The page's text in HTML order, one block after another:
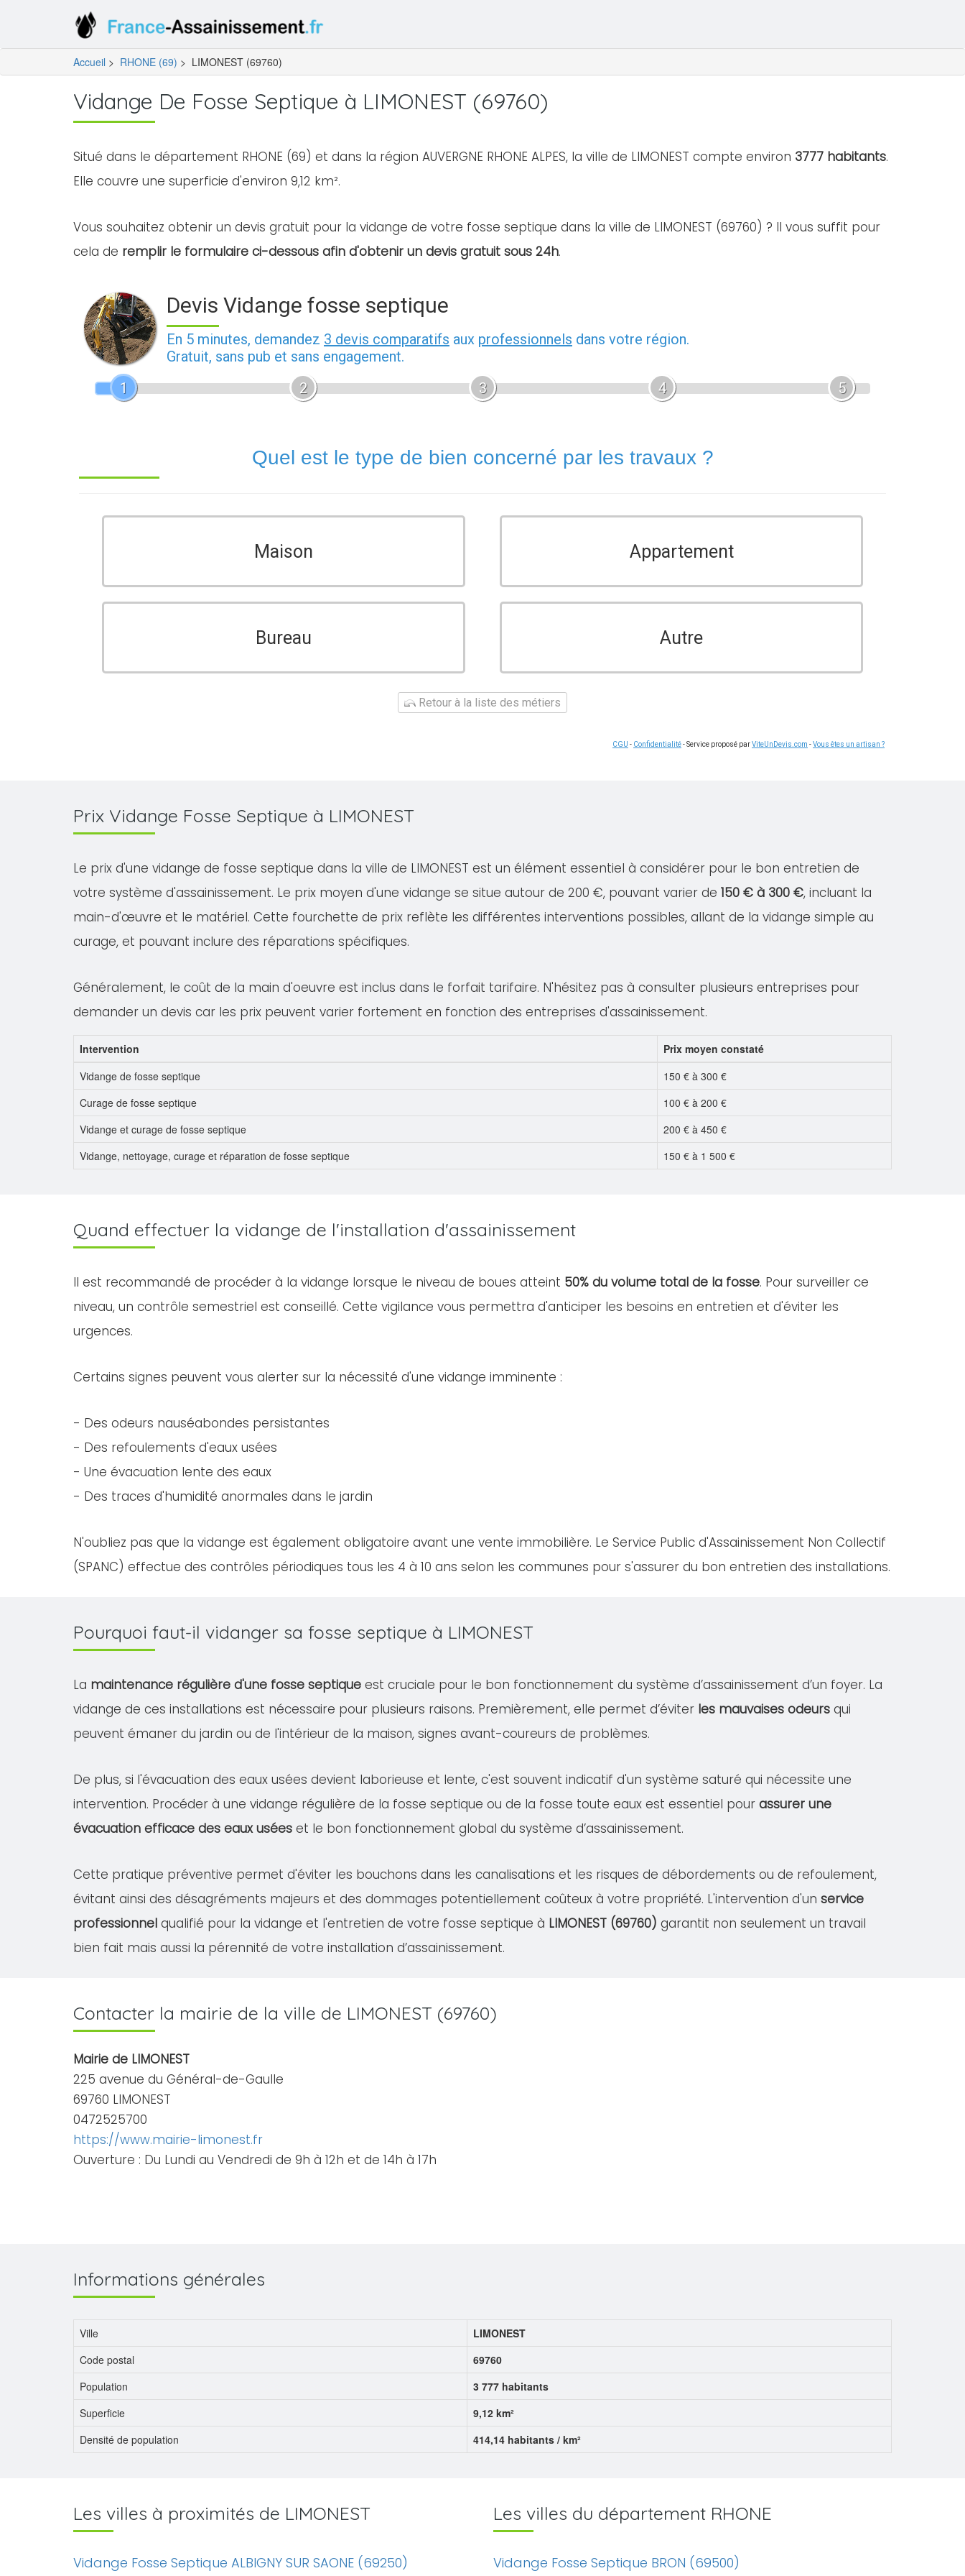
Accueil > RHONE (69) > LIMONEST (69760)
Vidange De Fosse Septique à LIMONEST (69760)
Situé dans le département RHONE (69) et dans la région AUVERGNE RHONE ALPES, la ville de LIMONEST compte environ 3777 habitants.
Elle couvre une superficie d'environ 9,12 km².
Vous souhaitez obtenir un devis gratuit pour la vidange de votre fosse septique dans la ville de LIMONEST (69760) ? Il vous suffit pour
cela de remplir le formulaire ci-dessous afin d'obtenir un devis gratuit sous 24h.
Devis Vidange fosse septique
En 5 minutes, demandez 3 devis comparatifs aux professionnels dans votre région.
Gratuit, sans pub et sans engagement.
1
2 3 4 5
Quel est le type de bien concerné par les travaux ?
Maison Appartement
Bureau Autre
Retour à la liste des métiers
CGU - Confidentialité- Service proposé parViteUnDevis.com -Vous êtes un artisan ?
Prix Vidange Fosse Septique à LIMONEST
Le prix d'une vidange de fosse septique dans la ville de LIMONEST est un élément essentiel à considérer pour le bon entretien de
votre système d'assainissement. Le prix moyen d'une vidange se situe autour de 200 €, pouvant varier de 150 € à 300 €, incluant la
main-d'œuvre et le matériel. Cette fourchette de prix reflète les différentes interventions possibles, allant de la vidange simple au
curage, et pouvant inclure des réparations spécifiques.
Généralement, le coût de la main d'oeuvre est inclus dans le forfait tarifaire. N'hésitez pas à consulter plusieurs entreprises pour
demander un devis car les prix peuvent varier fortement en fonction des entreprises d'assainissement.
Intervention
Prix moyen constaté
Vidange de fosse septique
150 € à 300 €
Curage de fosse septique
100 € à 200 €
Vidange et curage de fosse septique
200 € à 450 €
Vidange, nettoyage, curage et réparation de fosse septique
150 € à 1 500 €
Quand effectuer la vidange de l'installation d'assainissement
Il est recommandé de procéder à la vidange lorsque le niveau de boues atteint 50% du volume total de la fosse. Pour surveiller ce
niveau, un contrôle semestriel est conseillé. Cette vigilance vous permettra d'anticiper les besoins en entretien et d'éviter les
urgences.
Certains signes peuvent vous alerter sur la nécessité d'une vidange imminente :
- Des odeurs nauséabondes persistantes
- Des refoulements d'eaux usées
- Une évacuation lente des eaux
- Des traces d'humidité anormales dans le jardin
N'oubliez pas que la vidange est également obligatoire avant une vente immobilière. Le Service Public d'Assainissement Non Collectif
(SPANC) effectue des contrôles périodiques tous les 4 à 10 ans selon les communes pour s'assurer du bon entretien des installations.
Pourquoi faut-il vidanger sa fosse septique à LIMONEST
La maintenance régulière d'une fosse septique est cruciale pour le bon fonctionnement du système d’assainissement d’un foyer. La
vidange de ces installations est nécessaire pour plusieurs raisons. Premièrement, elle permet d’éviter les mauvaises odeurs qui
peuvent émaner du jardin ou de l'intérieur de la maison, signes avant-coureurs de problèmes.
De plus, si l'évacuation des eaux usées devient laborieuse et lente, c'est souvent indicatif d'un système saturé qui nécessite une
intervention. Procéder à une vidange régulière de la fosse septique ou de la fosse toute eaux est essentiel pour assurer une
évacuation efficace des eaux usées et le bon fonctionnement global du système d’assainissement.
Cette pratique préventive permet d'éviter les bouchons dans les canalisations et les risques de débordements ou de refoulement,
évitant ainsi des désagréments majeurs et des dommages potentiellement coûteux à votre propriété. L'intervention d'un service
professionnel qualifié pour la vidange et l'entretien de votre fosse septique à LIMONEST (69760) garantit non seulement un travail
bien fait mais aussi la pérennité de votre installation d’assainissement.
Contacter la mairie de la ville de LIMONEST (69760)
Mairie de LIMONEST
225 avenue du Général-de-Gaulle
69760 LIMONEST
0472525700
https://www.mairie-limonest.fr
Ouverture : Du Lundi au Vendredi de 9h à 12h et de 14h à 17h
Informations générales
Ville
LIMONEST
Code postal
69760
Population
3 777 habitants
Superficie
9,12 km²
Densité de population
414,14 habitants / km²
Les villes à proximités de LIMONEST
Vidange Fosse Septique ALBIGNY SUR SAONE (69250)
Les villes du département RHONE
Vidange Fosse Septique BRON (69500)